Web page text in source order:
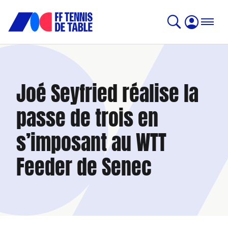
Joé Seyfried réalise la
passe de trois en
s’imposant au WTT
Feeder de Senec